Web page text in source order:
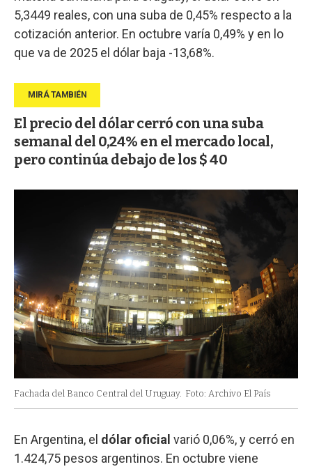
5,3449 reales, con una suba de 0,45% respecto a la
cotización anterior. En octubre varía 0,49% y en lo
que va de 2025 el dólar baja -13,68%.
El precio del dólar cerró con una suba
semanal del 0,24% en el mercado local,
pero continúa debajo de los $ 40
Fachada del Banco Central del Uruguay. Foto: Archivo El País
En Argentina, el dólar oficial varió 0,06%, y cerró en
1.424,75 pesos argentinos. En octubre viene